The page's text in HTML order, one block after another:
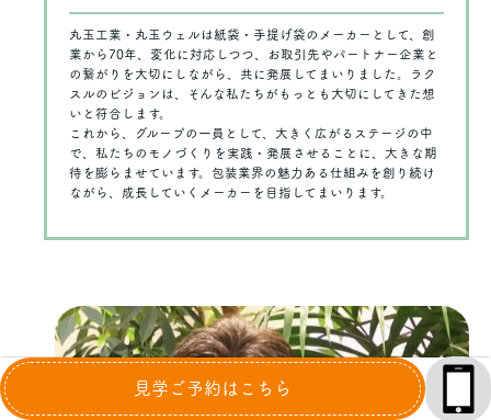
見学ご予約はこちら
丸玉工業・丸玉ウェルは紙袋・手提げ袋のメーカーとして、創
業から70年、変化に対応しつつ、お取引先やパートナー企業と
の繋がりを大切にしながら、共に発展してまいりました。ラク
スルのビジョンは、そんな私たちがもっとも大切にしてきた想
いと符合します。
これから、グループの一員として、大きく広がるステージの中
で、私たちのモノづくりを実践・発展させることに、大きな期
待を膨らませています。包装業界の魅力ある仕組みを創り続け
ながら、成長していくメーカーを目指してまいります。